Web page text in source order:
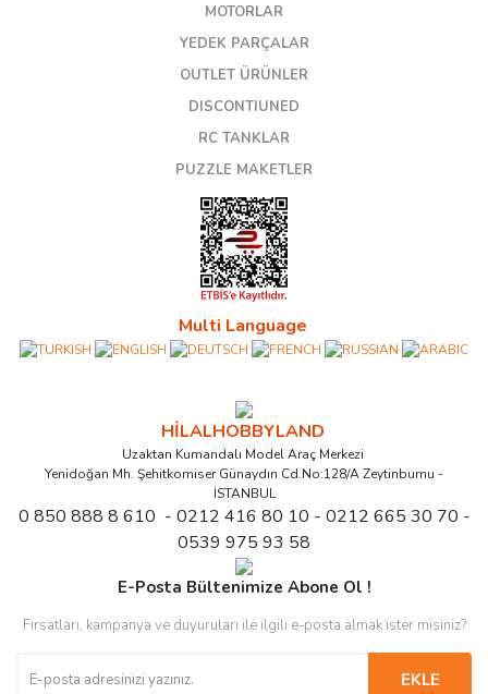
MOTORLAR
YEDEK PARÇALAR
OUTLET ÜRÜNLER
DISCONTIUNED
RC TANKLAR
PUZZLE MAKETLER
Multi Language
HİLALHOBBYLAND
Uzaktan Kumandalı Model Araç Merkezi
Yenidoğan Mh. Şehitkomiser Günaydın Cd.No:128/A Zeytinburnu -
İSTANBUL
0 850 888 8 610 - 0212 416 80 10 - 0212 665 30 70 -
0539 975 93 58
E-Posta Bültenimize Abone Ol !
Fırsatları, kampanya ve duyuruları ile ilgili e-posta almak ister misiniz?
EKLE